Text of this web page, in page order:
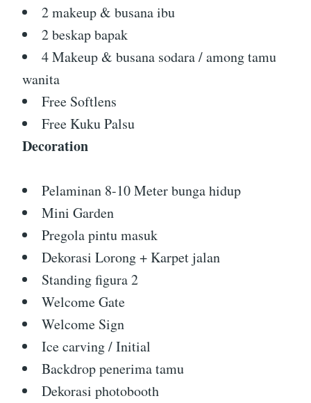
2 makeup & busana ibu
2 beskap bapak
4 Makeup & busana sodara / among tamu
wanita
Free Softlens
Free Kuku Palsu
Decoration
Pelaminan 8-10 Meter bunga hidup
Mini Garden
Pregola pintu masuk
Dekorasi Lorong + Karpet jalan
Standing figura 2
Welcome Gate
Welcome Sign
Ice carving / Initial
Backdrop penerima tamu
Dekorasi photobooth